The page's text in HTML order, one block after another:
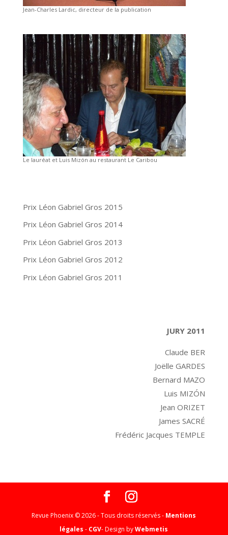
Jean-Charles Lardic, directeur de la publication
Le lauréat et Luis Mizón au restaurant Le Caribou
Prix Léon Gabriel Gros 2015
Prix Léon Gabriel Gros 2014
Prix Léon Gabriel Gros 2013
Prix Léon Gabriel Gros 2012
Prix Léon Gabriel Gros 2011
JURY 2011
Claude BER
Joëlle GARDES
Bernard MAZO
Luis MIZÓN
Jean ORIZET
James SACRÉ
Frédéric Jacques TEMPLE
Revue Phoenix © 2026 - Tous droits réservés - Mentions
légales - CGV- Design byWebmetis